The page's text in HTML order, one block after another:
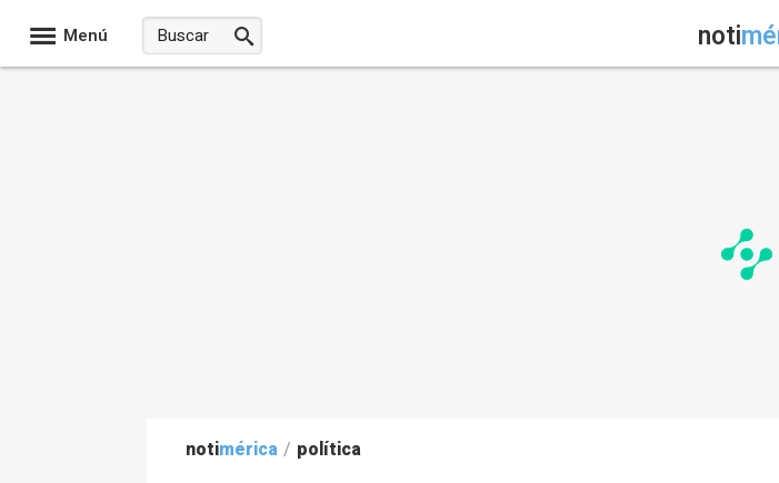
Menú noti
notimérica / política